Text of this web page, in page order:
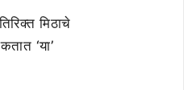
मिठाचे
‘या’